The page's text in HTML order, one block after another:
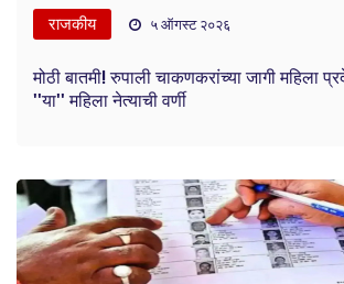
राजकीय ५ ऑगस्ट २०२६
मोठी बातमी! रुपाली चाकणकरांच्या जागी महिला
''या'' महिला नेत्याची वर्णी